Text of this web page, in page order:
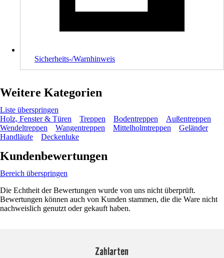
Sicherheits-/Warnhinweis
Weitere Kategorien
Liste überspringen
Holz, Fenster & Türen
Treppen Bodentreppen
Außentreppen
Wendeltreppen
Wangentreppen Mittelholmtreppen
Geländer
Handläufe
Deckenluke
Kundenbewertungen
Bereich überspringen
Die Echtheit der Bewertungen wurde von uns nicht überprüft.
Bewertungen können auch von Kunden stammen, die die Ware nicht
nachweislich genutzt oder gekauft haben.
Zahlarten